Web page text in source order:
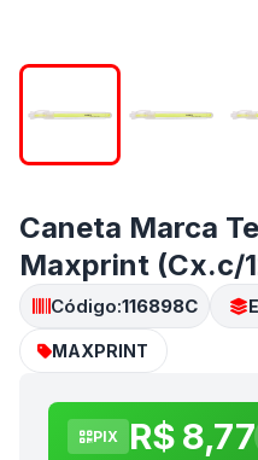
Caneta Marca
Maxprint (Cx.c/
Código:116898C
MAXPRINT
PIX R$ 8,77